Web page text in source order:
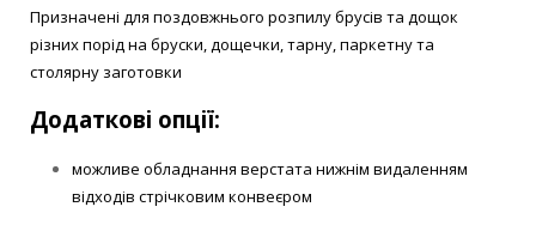
Призначені для поздовжнього розпилу брусів та дощок
різних порід на бруски, дощечки, тарну, паркетну та
столярну заготовки
Додаткові опції:
можливе обладнання верстата нижнім видаленням
відходів стрічковим конвеєром